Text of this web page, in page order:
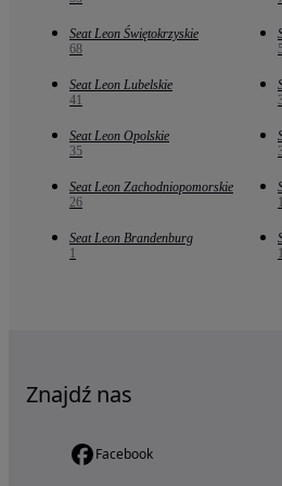
Seat Leon Świętokrzyskie
68
Seat Leon Lubelskie
41
Seat Leon Opolskie
35
Seat Leon Zachodniopomorskie
26
Seat Leon Brandenburg
1
1
Znajdź nas
Facebook